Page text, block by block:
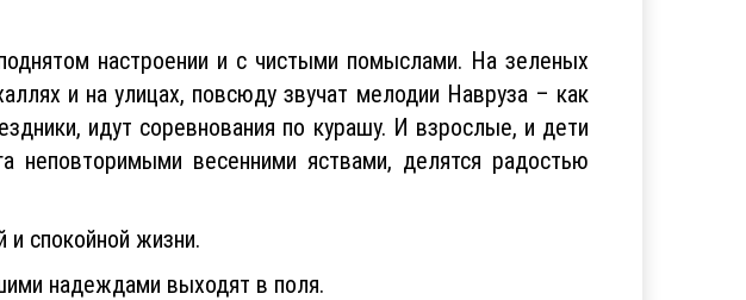
настроении и с чистыми помыслами. На зеленых
и на улицах, повсюду звучат мелодии Навруза – как
идут соревнования по курашу. И взрослые, и дети
неповторимыми весенними яствами, делятся радостью
спокойной жизни.
надеждами выходят в поля.